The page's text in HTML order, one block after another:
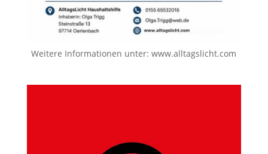
Weitere Informationen unter:www.alltagslicht.com